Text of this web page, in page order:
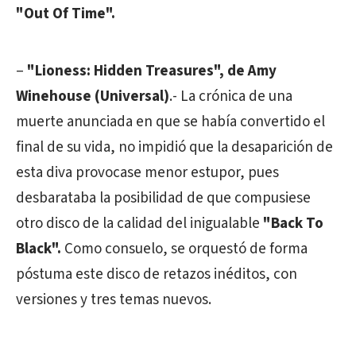
"Out Of Time".
– "Lioness: Hidden Treasures", de Amy
Winehouse (Universal).- La crónica de una
muerte anunciada en que se había convertido el
final de su vida, no impidió que la desaparición de
esta diva provocase menor estupor, pues
desbarataba la posibilidad de que compusiese
otro disco de la calidad del inigualable "Back To
Black". Como consuelo, se orquestó de forma
póstuma este disco de retazos inéditos, con
versiones y tres temas nuevos.